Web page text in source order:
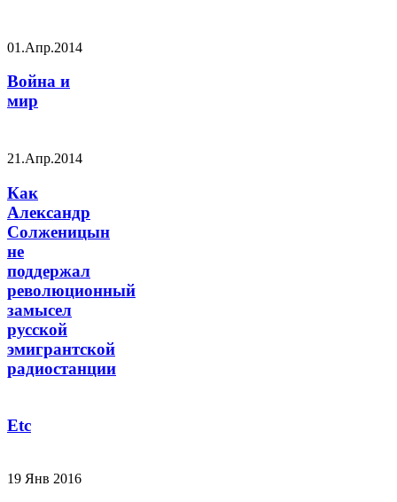
01.Апр.2014
Война и
мир
21.Апр.2014
Как
Александр
Солженицын
не
поддержал
революционный
замысел
русской
эмигрантской
радиостанции
Etc
19 Янв 2016